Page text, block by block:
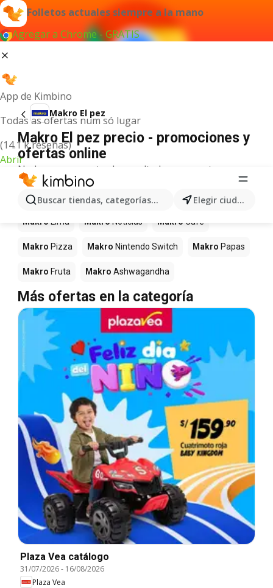
Folletos actuales siempre a la mano
Agregar a Chrome - GRATIS
App de Kimbino
Todas as ofertas num só lugar
(14.1 k reseñas)
Abrir
Buscar tiendas, categorías, productos... Elegir ciudad
Makro El pez
Makro El pez precio - promociones y
ofertas online
No hemos encontrado resultados para este
término.
Más productos en tiendas Makro
Makro Lima Makro Noticias Makro Café
Makro Pizza Makro Nintendo Switch Makro Papas
Makro Fruta Makro Ashwagandha
Más ofertas en la categoría
Plaza Vea catálogo
31/07/2026- 16/08/2026
Plaza Vea